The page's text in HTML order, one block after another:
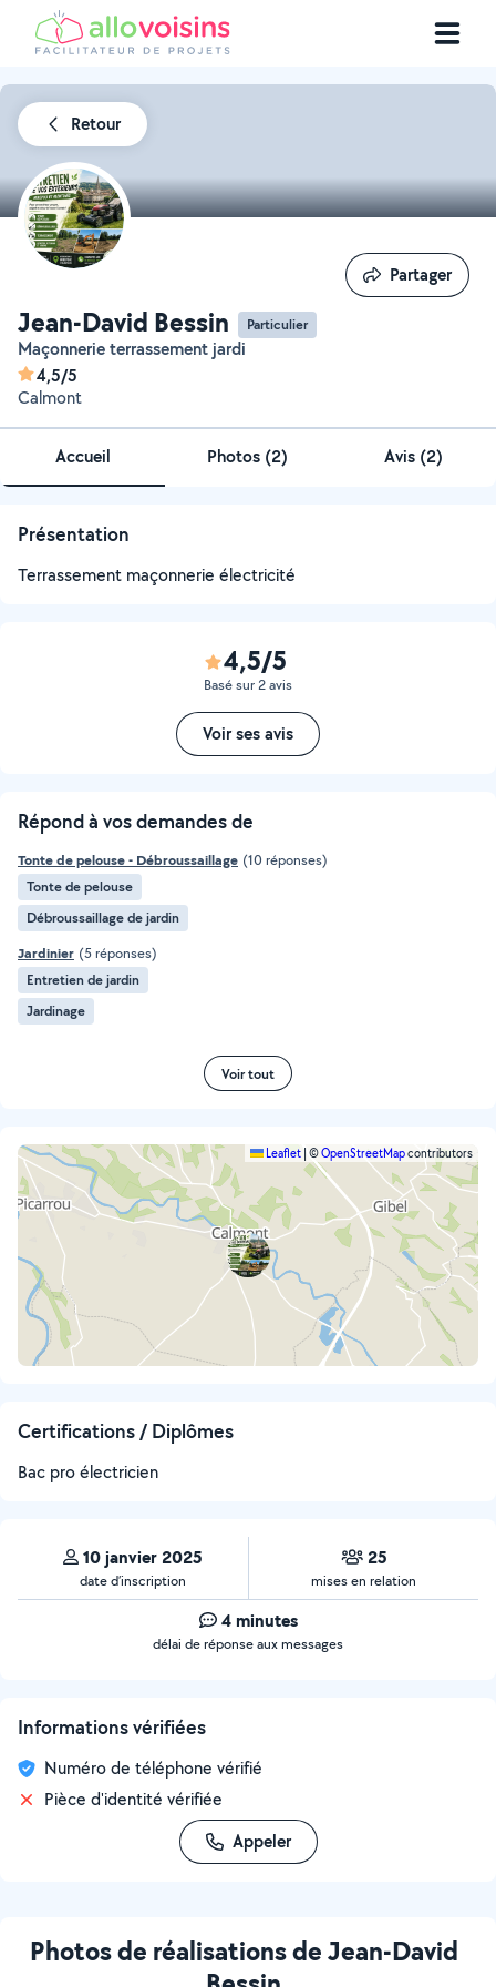
Retour
Jean-David Bessin Particulier
Maçonnerie terrassement jardi
4,5/5
Calmont
Partager
Partager
Accueil Photos (2) Avis (2)
Présentation
Terrassement maçonnerie électricité
4,5/5
Basé sur 2 avis
Voir ses avis
Répond à vos demandes de
Tonte de pelouse - Débroussaillage (10 réponses)
Tonte de pelouse
Débroussaillage de jardin
Jardinier (5 réponses)
Entretien de jardin
Jardinage
Voir tout
Leaflet ©OpenStreetMapcontributors
Certifications / Diplômes
Bac pro électricien
10 janvier 2025
date d’inscription
25
mises en relation
4 minutes
délai de réponse aux messages
Informations vérifiées
Numéro de téléphone vérifié
Pièce d'identité vérifiée
Appeler
Photos de réalisations de Jean-David